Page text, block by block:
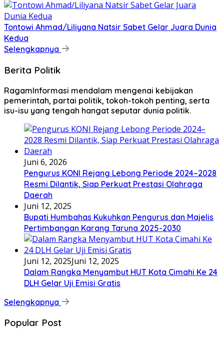
Tontowi Ahmad/Liliyana Natsir Sabet Gelar Juara Dunia
Kedua
Selengkapnya
Berita Politik
RagamInformasi mendalam mengenai kebijakan
pemerintah, partai politik, tokoh-tokoh penting, serta
isu-isu yang tengah hangat seputar dunia politik.
Juni 6, 2026
Pengurus KONI Rejang Lebong Periode 2024–2028
Resmi Dilantik, Siap Perkuat Prestasi Olahraga
Daerah
Juni 12, 2025
Bupati Humbahas Kukuhkan Pengurus dan Majelis
Pertimbangan Karang Taruna 2025-2030
Juni 12, 2025Juni 12, 2025
Dalam Rangka Menyambut HUT Kota Cimahi Ke 24
DLH Gelar Uji Emisi Gratis
Selengkapnya
Popular Post